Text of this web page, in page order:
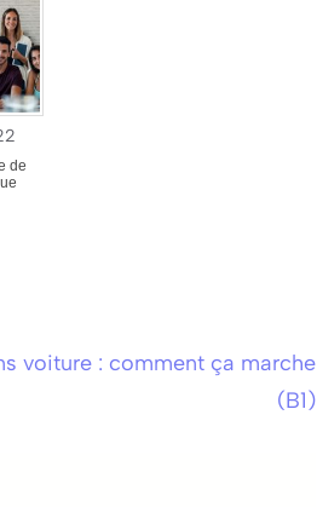
de
voiture : comment ça marche
(B1)